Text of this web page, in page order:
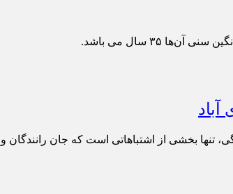
۳۵ سال می باشد.
بخشی از اشتباهاتی است که جان رانندگان و